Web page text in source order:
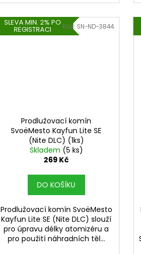
SLEVA MIN. 2% PO
REGISTRACI
Prodlužovací komín
SvoëMesto Kayfun Lite SE
(Nite DLC) (1ks)
Skladem (5 ks)
269 Kč
DO KOŠÍKU
Prodlužovací komín SvoëMesto
Kayfun Lite SE (Nite DLC) slouží
pro úpravu délky atomizéru a
pro použití náhradních těl...
Kód: SN-ND-3844